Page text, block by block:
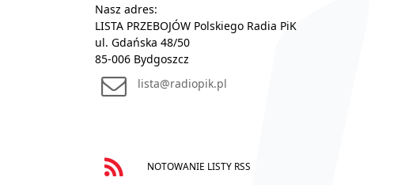
Nasz adres:
LISTA PRZEBOJÓW Polskiego Radia PiK
ul. Gdańska 48/50
85-006 Bydgoszcz
lista@radiopik.pl
NOTOWANIE LISTY RSS